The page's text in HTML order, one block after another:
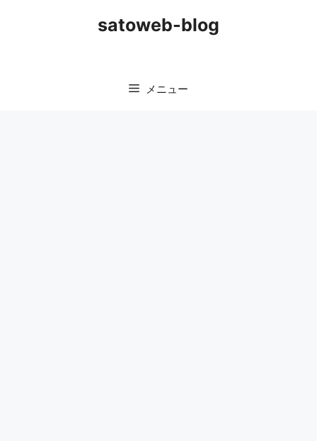
satoweb-blog
メニュー